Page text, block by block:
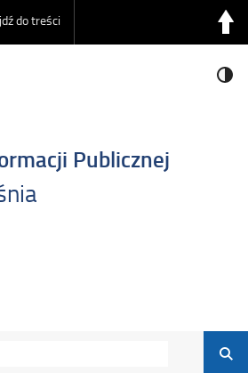
do treści
Publicznej